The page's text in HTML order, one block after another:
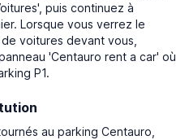
puis continuez à
Lorsque vous verrez le
voitures devant vous,
'Centauro rent a car' où
P1.
au parking Centauro,